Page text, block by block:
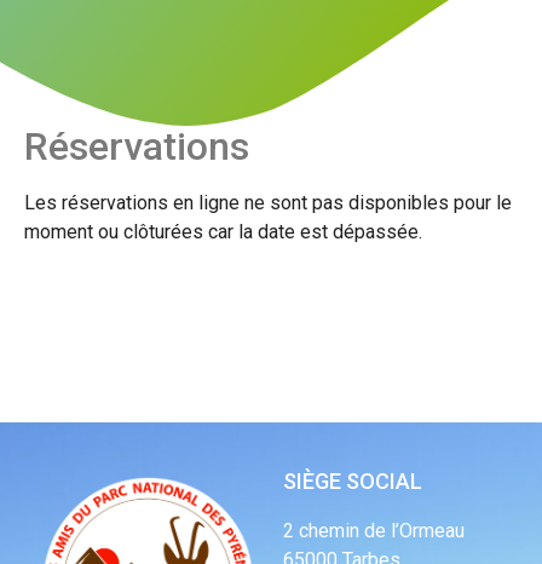
Réservations
Les réservations en ligne ne sont pas disponibles pour le
moment ou clôturées car la date est dépassée.
SIÈGE SOCIAL
2 chemin de l’Ormeau